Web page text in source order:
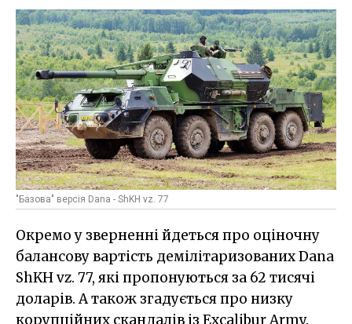
"Базова" версія Dana - ShKH vz. 77
Окремо у зверненні йдеться про оціночну
балансову вартість демілітаризованих Dana
ShKH vz. 77, які пропонуються за 62 тисячі
доларів. А також згадується про низку
корупційних скандалів із Excalibur Army.